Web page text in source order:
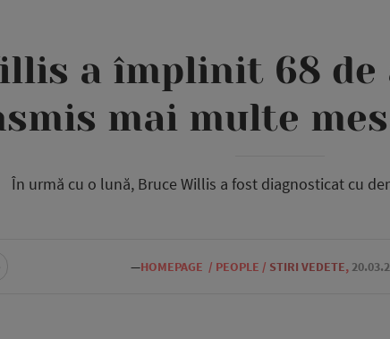
a împlinit 68
mai multe
În urmă cu o lună, Bruce Willis a fost diagnosticat cu
—HOMEPAGE / PEOPLE / STIRI VEDETE,